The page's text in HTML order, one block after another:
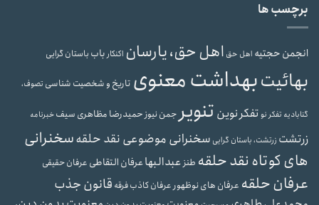
برچسب ها
انجمن حجتیه اهل حق اهل حق، یارسان اکنکارباب باستان گرایی
بهائیتبهداشت معنوی تاریخ و شخصیت شناسی تصوف،
گنابادیه تفکر نوتفکر نوین تنویر جمن نیوزحمیدرضا مظاهری سیفخبرنامه
زرتشت زرتشت، باستان گرایی سخنرانی موضوعی نقد حلقهسخنرانی
های کوتاه نقد حلقه طنزعبدالبهاعرفان التقاطی عرفان حقیقی
عرفان حلقه عرفان های نوظهور عرفان کاذبفرقه قانون جذب